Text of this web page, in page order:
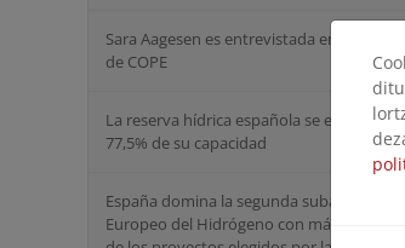
Sara Aagesen es entrevistada en La
de COPE
La reserva hídrica española se encuentra
77,5% de su capacidad
España domina la segunda subasta del
Europeo del Hidrógeno con más de la